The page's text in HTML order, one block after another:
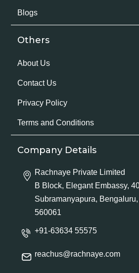
Blogs
Others
About Us
Contact Us
Privacy Policy
Terms and Conditions
Company Details
Rachnaye Private Limited
B Block, Elegant Embassy,
Subramanyapura,
560061
+91-63634 55575
reachus@rachnaye.com